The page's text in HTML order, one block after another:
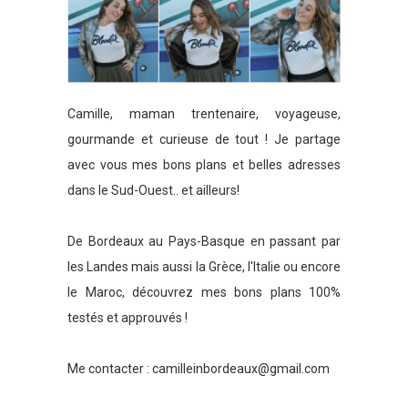
Camille, maman trentenaire, voyageuse,
gourmande et curieuse de tout ! Je partage
avec vous mes bons plans et belles adresses
dans le Sud-Ouest.. et ailleurs!
De Bordeaux au Pays-Basque en passant par
les Landes mais aussi la Grèce, l'Italie ou encore
le Maroc, découvrez mes bons plans 100%
testés et approuvés !
Me contacter : camilleinbordeaux@gmail.com